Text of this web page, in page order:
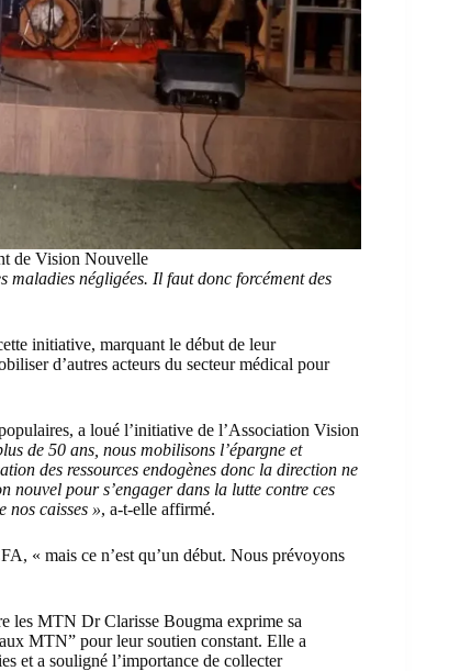
de Vision Nouvelle
maladies négligées. Il faut donc forcément des
initiative, marquant le début de leur
d’autres acteurs du secteur médical pour
a loué l’initiative de l’Association Vision
de 50 ans, nous mobilisons l’épargne et
des ressources endogènes donc la direction ne
nouvel pour s’engager dans la lutte contre ces
nos caisses », a-t-elle affirmé.
« mais ce n’est qu’un début. Nous prévoyons
les MTN Dr Clarisse Bougma exprime sa
MTN” pour leur soutien constant. Elle a
et a souligné l’importance de collecter